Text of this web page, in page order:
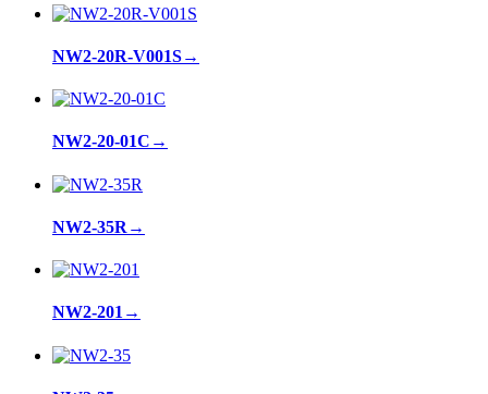
NW2-20R-V001S→
NW2-20-01C →
NW2-35R →
NW2-201→